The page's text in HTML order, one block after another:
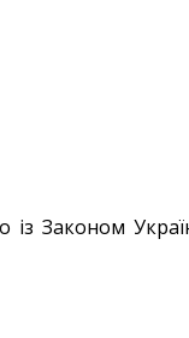
із Законом